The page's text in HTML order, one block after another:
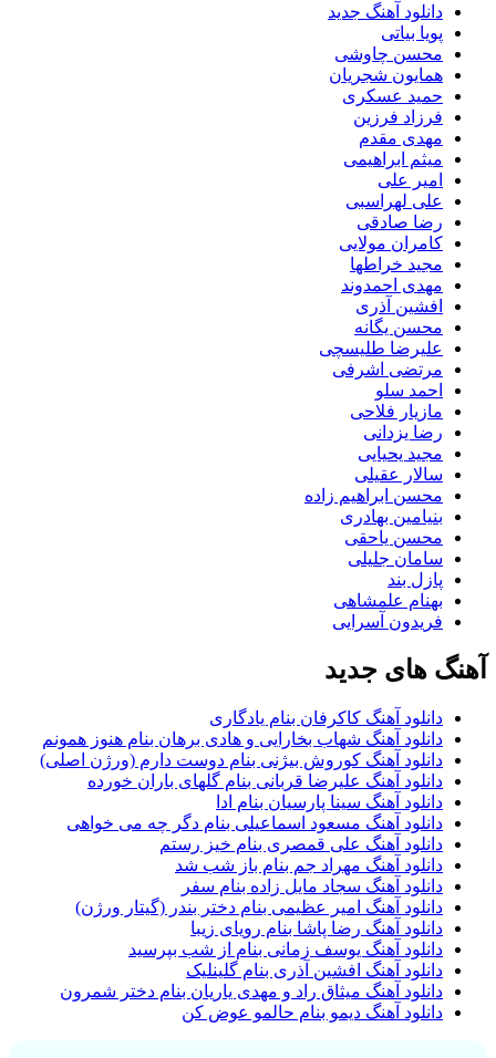
دانلود آهنگ جدید
پویا بیاتی
محسن چاوشی
همایون شجریان
حمید عسکری
فرزاد فرزین
مهدی مقدم
میثم ابراهیمی
امیر علی
علی لهراسبی
رضا صادقی
کامران مولایی
مجید خراطها
مهدی احمدوند
افشین آذری
محسن یگانه
علیرضا طلیسچی
مرتضی اشرفی
احمد سلو
مازیار فلاحی
رضا یزدانی
مجید یحیایی
سالار عقیلی
محسن ابراهیم زاده
بنیامین بهادری
محسن یاحقی
سامان جلیلی
پازل بند
بهنام علمشاهی
فریدون آسرایی
آهنگ های جدید
دانلود آهنگ کاکرفان بنام یادگاری
دانلود آهنگ شهاب بخارایی و هادی برهان بنام هنوز همونم
دانلود آهنگ کوروش بیژنی بنام دوست دارم (ورژن اصلی)
دانلود آهنگ علیرضا قربانی بنام گلهای باران خورده
دانلود آهنگ سینا پارسیان بنام ادا
دانلود آهنگ مسعود اسماعیلی بنام دگر چه می خواهی
دانلود آهنگ علی قمصری بنام خیز رستم
دانلود آهنگ مهراد جم بنام باز شب شد
دانلود آهنگ سجاد مایل زاده بنام سفر
دانلود آهنگ امیر عظیمی بنام دختر بندر (گیتار ورژن)
دانلود آهنگ رضا پاشا بنام رویای زیبا
دانلود آهنگ یوسف زمانی بنام از شب بپرسید
دانلود آهنگ افشین آذری بنام گلینلیک
دانلود آهنگ میثاق راد و مهدی یاریان بنام دختر شمرون
دانلود آهنگ دیمو بنام حالمو عوض کن